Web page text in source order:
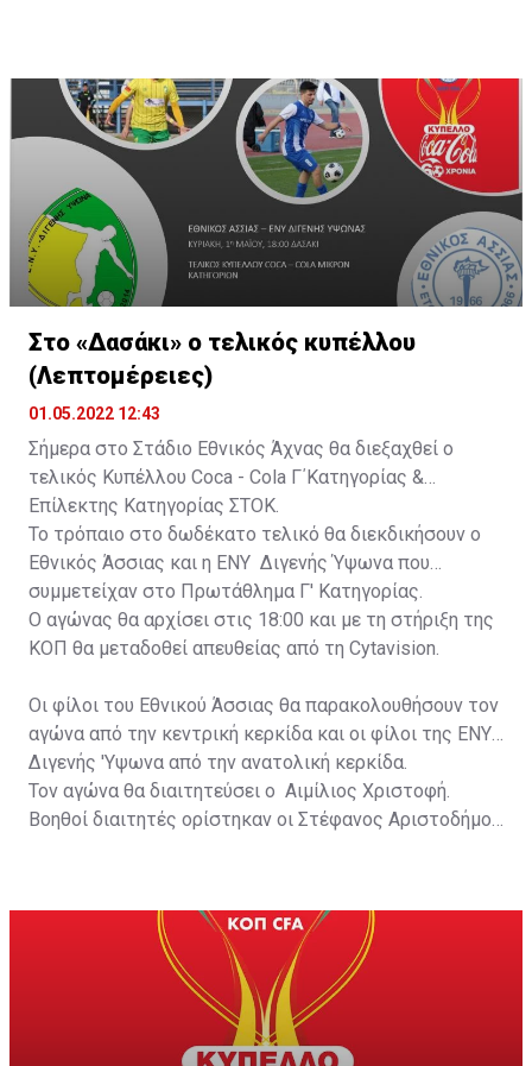
Στο «Δασάκι» ο τελικός κυπέλλου
(Λεπτομέρειες)
01.05.2022 12:43
Σήμερα στο Στάδιο Εθνικός Άχνας θα διεξαχθεί ο
τελικός Κυπέλλου Coca - Cola Γ΄Κατηγορίας &
Επίλεκτης Κατηγορίας ΣΤΟΚ.
Το τρόπαιο στο δωδέκατο τελικό θα διεκδικήσουν ο
Εθνικός Άσσιας και η ΕΝΥ Διγενής Ύψωνα που
συμμετείχαν στο Πρωτάθλημα Γ' Κατηγορίας.
Ο αγώνας θα αρχίσει στις 18:00 και με τη στήριξη της
ΚΟΠ θα μεταδοθεί απευθείας από τη Cytavision.
Οι φίλοι του Εθνικού Άσσιας θα παρακολουθήσουν τον
αγώνα από την κεντρική κερκίδα και οι φίλοι της ΕΝΥ
Διγενής 'Υψωνα από την ανατολική κερκίδα.
Τον αγώνα θα διαιτητεύσει ο Αιμίλιος Χριστοφή.
Βοηθοί διαιτητές ορίστηκαν οι Στέφανος Αριστοδήμου